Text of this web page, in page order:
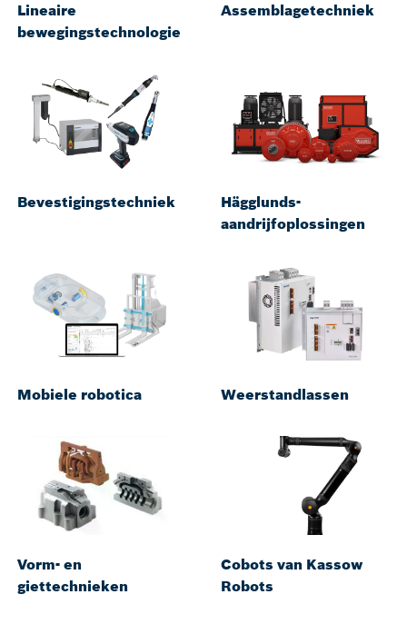
Lineaire
bewegingstechnologie
Assemblagetechniek
Bevestigingstechniek
Hägglunds-
aandrijfoplossingen
Mobiele robotica Weerstandlassen
Vorm- en
giettechnieken
Cobots van Kassow
Robots